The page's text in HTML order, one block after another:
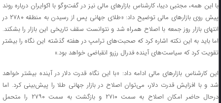
با این همه، مجتبی دیبا، کارشناس بازارهای مالی نیز در گفت‌وگو با اکوایران درباره روند
پیش روی بازارهای مالی توضیح داد: «طلای جهانی پس از رسیدن به منطقه ۲۷۸۰ در
انتهای بازار روز جمعه با اصلاح همراه شد و نتوانست سقف تاریخی این بازار را بشکند.
اما باید به این نکته اشاره کرد که صحبت‌های ترامپ در هفته گذشته این نگاه را بیشتر
تقویت کرد که سیاست‌های آینده فدرال رزرو انقباضی خواهد بود.»
این کارشناس بازارهای مالی ادامه داد: «با این نگاه قدرت دلار در آینده بیشتر خواهد
شد و با افزایش قدرت دلار، می‌توان اصلاح در بازار جهانی طلا را پیش‌بینی کرد. اما
درحال حاضر امکان اصلاح به سمت ۲۷۱۰ و بازگشت به سمت ۲۷۹۰ را متحمل